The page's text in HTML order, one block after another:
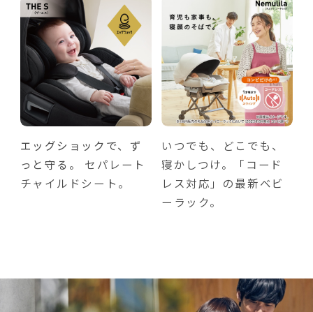
エッグショックで、ず
っと守る。
セパレート
チャイルドシート。
いつでも、どこでも、
寝かしつけ。「コード
レス対応」の最新ベビ
ーラック。